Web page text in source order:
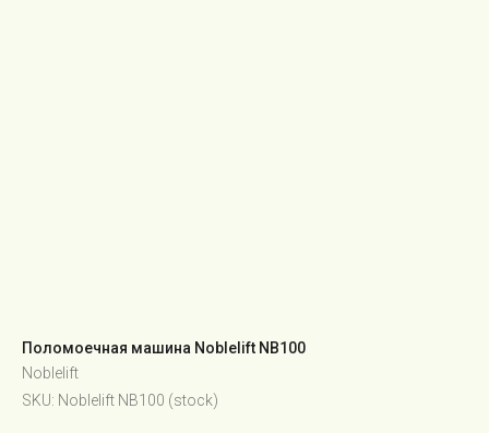
Поломоечная машина Noblelift NB100
Noblelift
SKU: Noblelift NB100 (stock)